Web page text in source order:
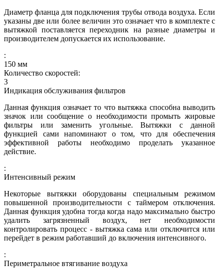
Диаметр фланца для подключения трубы отвода воздуха. Если
указаны две или более величин это означает что в комплекте с
вытяжкой поставляется переходник на разные диаметры и
производителем допускается их использование.
:
150 мм
Количество скоростей:
3
Индикация обслуживания фильтров
Данная функция означает то что вытяжка способна выводить
значок или сообщение о необходимости промыть жировые
фильтры или заменить угольные. Вытяжки с данной
функцией сами напоминают о том, что для обеспечения
эффективной работы необходимо проделать указанное
действие.
:
Интенсивный режим
Некоторые вытяжки оборудованы специальным режимом
повышенной производительности с таймером отключения.
Данная функция удобна тогда когда надо максимально быстро
удалить загрязненный воздух, нет необходимости
контролировать процесс - вытяжка сама или отключится или
перейдет в режим работавший до включения интенсивного.
:
Периметральное втягивание воздуха